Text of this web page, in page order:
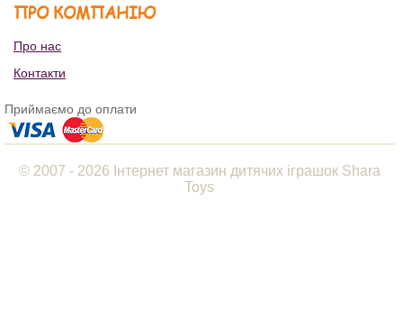
ПРО КОМПАНІЮ
Про нас
Контакти
Приймаємо до оплати
© 2007 - 2026 Інтернет магазин дитячих іграшок Shara
Toys